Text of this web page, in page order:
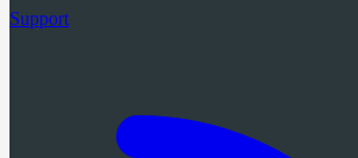
Support